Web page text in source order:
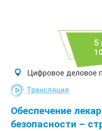
5
Цифровое деловое
Трансляция
Обеспечение
безопасности –